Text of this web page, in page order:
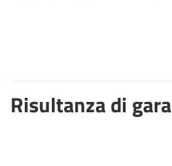
Risultanza di gara